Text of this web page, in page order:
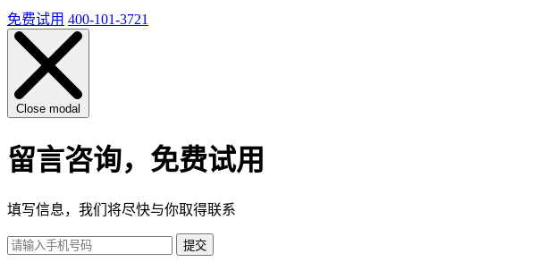
免费试用 400-101-3721
Close modal
留言咨询，免费试用
填写信息，我们将尽快与你取得联系
提交